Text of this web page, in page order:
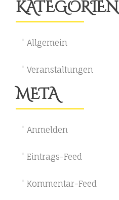
KATEGORIEN
Allgemein
Veranstaltungen
META
Anmelden
Eintrags-Feed
Kommentar-Feed